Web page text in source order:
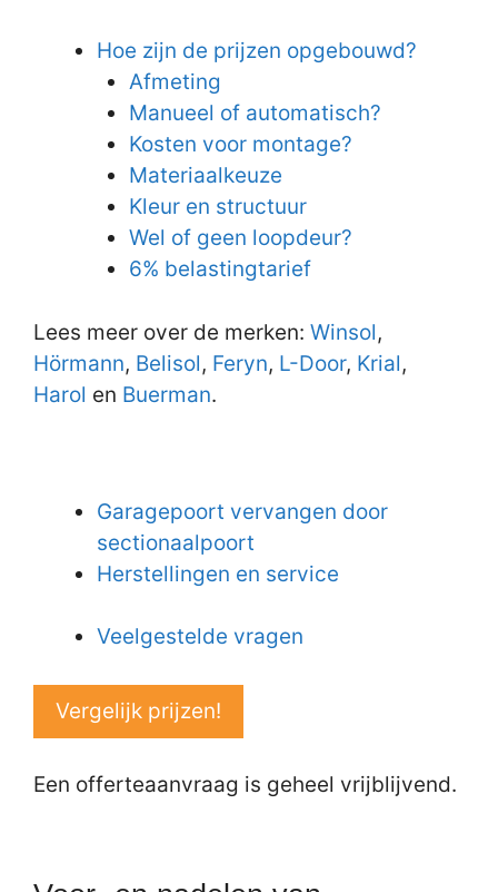
Hoe zijn de prijzen opgebouwd?
Afmeting
Manueel of automatisch?
Kosten voor montage?
Materiaalkeuze
Kleur en structuur
Wel of geen loopdeur?
6% belastingtarief
Lees meer over de merken: Winsol,
Hörmann, Belisol, Feryn, L-Door, Krial,
Harol en Buerman.
Garagepoort vervangen door
sectionaalpoort
Herstellingen en service
Veelgestelde vragen
Vergelijk prijzen!
Een offerteaanvraag is geheel vrijblijvend.